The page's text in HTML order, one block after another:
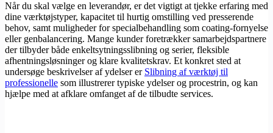
Når du skal vælge en leverandør, er det vigtigt at tjekke erfaring med
dine værktøjstyper, kapacitet til hurtig omstilling ved presserende
behov, samt muligheder for specialbehandling som coating-fornyelse
eller genbalancering. Mange kunder foretrækker samarbejdspartnere
der tilbyder både enkeltsytningsslibning og serier, fleksible
afhentningsløsninger og klare kvalitetskrav. Et konkret sted at
undersøge beskrivelser af ydelser er Slibning af værktøj til
professionelle som illustrerer typiske ydelser og procestrin, og kan
hjælpe med at afklare omfanget af de tilbudte services.